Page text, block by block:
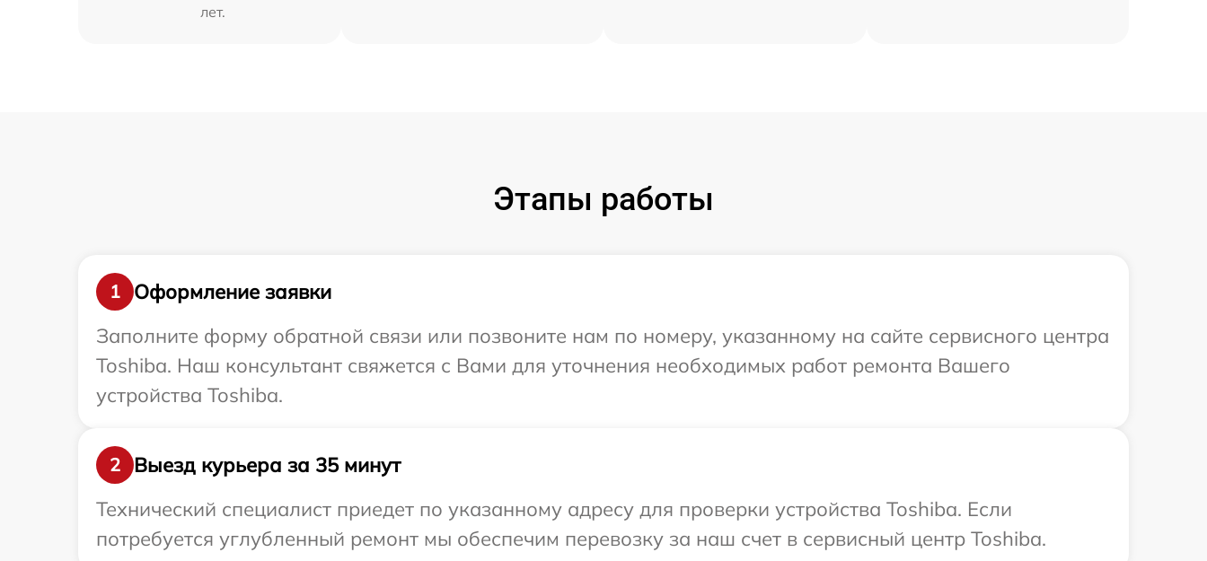
лет.
Этапы работы
1
Оформление заявки
Заполните форму обратной связи или позвоните нам по номеру, указанному на сайте сервисного центра
Toshiba. Наш консультант свяжется с Вами для уточнения необходимых работ ремонта Вашего
устройства Toshiba.
2
Выезд курьера за 35 минут
Технический специалист приедет по указанному адресу для проверки устройства Toshiba. Если
потребуется углубленный ремонт мы обеспечим перевозку за наш счет в сервисный центр Toshiba.